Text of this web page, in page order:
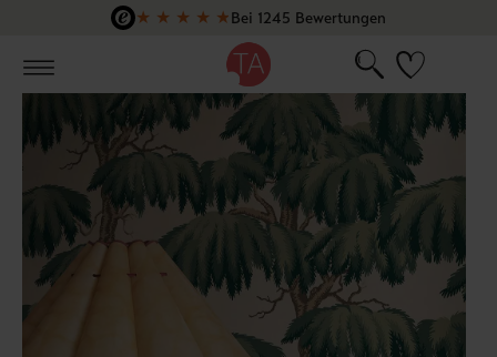
Zum Hauptinhalt springen
★ ★ ★ ★ ★Bei 1245 Bewertungen